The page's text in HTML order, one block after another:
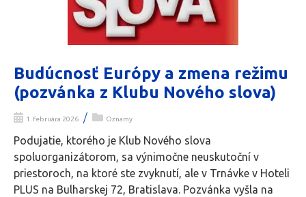
Budúcnosť Európy a zmena režimu
(pozvánka z Klubu Nového slova)
1. februára 2026 / Oznamy
Podujatie, ktorého je Klub Nového slova
spoluorganizátorom, sa výnimočne neuskutoční v
priestoroch, na ktoré ste zvyknutí, ale v Trnávke v Hoteli
PLUS na Bulharskej 72, Bratislava. Pozvánka vyšla na